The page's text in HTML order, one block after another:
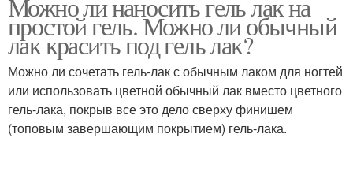
Можно ли наносить гель лак на
простой гель. Можно ли обычный
лак красить под гель лак?
Можно ли сочетать гель-лак с обычным лаком для ногтей
или использовать цветной обычный лак вместо цветного
гель-лака, покрыв все это дело сверху финишем
(топовым завершающим покрытием) гель-лака.